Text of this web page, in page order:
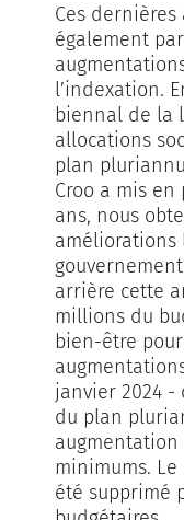
Ces dernières
également
l’indexation.
biennal de la
allocations
plan
Croo a mis
ans, nous
améliorations
arrière cette
millions du
bien-être
janvier 2024
du plan
minimums.
été supprimé